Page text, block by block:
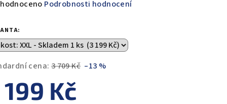
Podrobnosti hodnocení
cena: 3 709 Kč –13 %
Kč